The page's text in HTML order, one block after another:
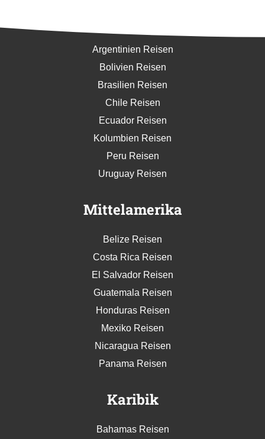
Argentinien Reisen
Bolivien Reisen
Brasilien Reisen
Chile Reisen
Ecuador Reisen
Kolumbien Reisen
Peru Reisen
Uruguay Reisen
Mittelamerika
Belize Reisen
Costa Rica Reisen
El Salvador Reisen
Guatemala Reisen
Honduras Reisen
Mexiko Reisen
Nicaragua Reisen
Panama Reisen
Karibik
Bahamas Reisen